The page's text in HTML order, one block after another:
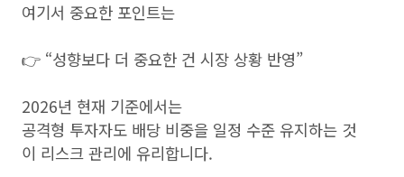
여기서 중요한 포인트는
👉 “성향보다 더 중요한 건 시장 상황 반영”
2026년 현재 기준에서는
공격형 투자자도 배당 비중을 일정 수준 유지하는 것
이 리스크 관리에 유리합니다.